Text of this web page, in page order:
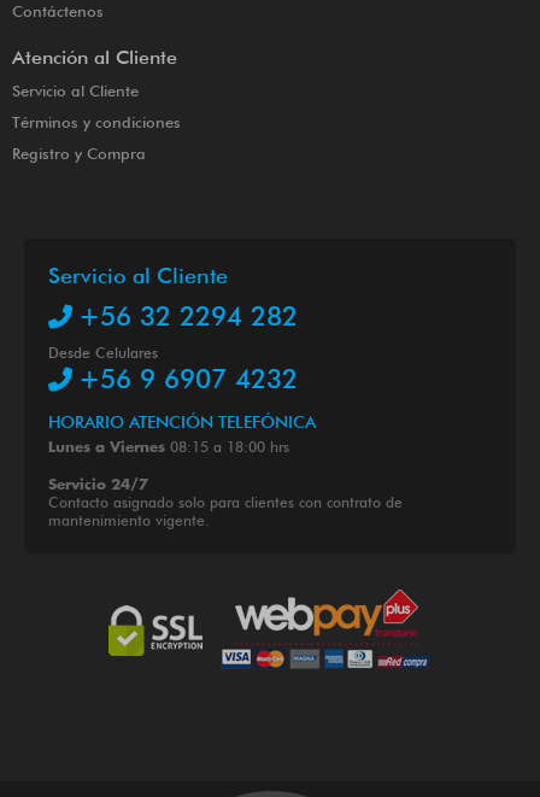
Contáctenos
Atención al Cliente
Servicio al Cliente
Términos y condiciones
Registro y Compra
Servicio al Cliente
+56 32 2294 282
Desde Celulares
+56 9 6907 4232
HORARIO ATENCIÓN TELEFÓNICA
Lunes a Viernes 08:15 a 18:00 hrs
Servicio 24/7
Contacto asignado solo para clientes con contrato de
mantenimiento vigente.